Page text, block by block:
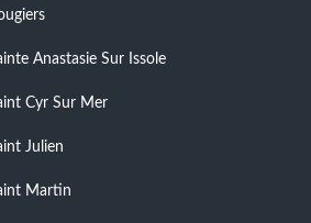
Anastasie Sur Issole
Cyr Sur Mer
Julien
Martin